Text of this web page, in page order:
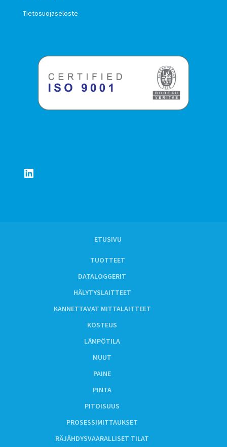
Tietosuojaseloste
LinkedIn
ETUSIVU
TUOTTEET
DATALOGGERIT
HÄLYTYSLAITTEET
KANNETTAVAT MITTALAITTEET
KOSTEUS
LÄMPÖTILA
MUUT
PAINE
PINTA
PITOISUUS
PROSESSIMITTAUKSET
RÄJÄHDYSVAARALLISET TILAT